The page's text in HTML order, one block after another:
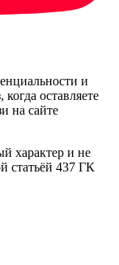
и
оставляете
на сайте
характер и не
статьёй 437 ГК